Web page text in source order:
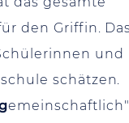
den Griffin. Das
und
schätzen.